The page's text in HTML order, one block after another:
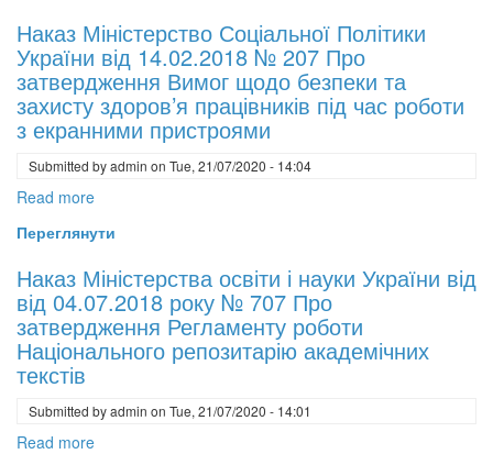
8302:2015
освіти
і
науки
України
від
9
липня
№
1/9-
434
Щодо
рекомендацій
з
методичного
Наказ Міністерство Соціальної Політики
України від 14.02.2018 № 207 Про
затвердження Вимог щодо безпеки та
захисту здоров’я працівників під час роботи
з екранними пристроями
Submitted byadmin on Tue, 21/07/2020 - 14:04
Read more
Міністерство
Соціальної
Політики
України
від
14.02.2018
207
Переглянути
Наказ Міністерства освіти і науки України від
від 04.07.2018 року № 707 Про
затвердження Регламенту роботи
Національного репозитарію академічних
текстів
Submitted byadmin on Tue, 21/07/2020 - 14:01
Read more